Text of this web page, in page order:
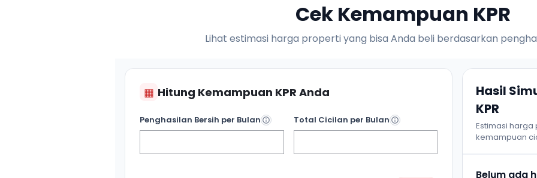
Cek Kemampuan KPR
Lihat estimasi harga properti yang bisa Anda beli berdasarkan
▦ Hitung Kemampuan KPR Anda
Penghasilan Bersih per Bulan Total Cicilan per Bulan
Hasil
KPR
Estimasi
kemampuan
Belum ada